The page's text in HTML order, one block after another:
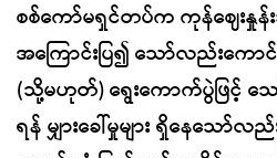
စစ်ကော်မရှင်တပ်က ကုန်ဈေးနှု
အကြောင်းပြ၍ သော်လည်းကောင်
(သို့မဟုတ်) ရွေးကောက်ပွဲဖြင့် သေ
ရန် မျှားခေါ်မှုများ ရှိနေသော်လ